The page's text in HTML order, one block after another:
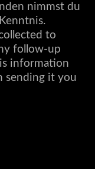
nimmst du
to
follow-up
information
sending it you